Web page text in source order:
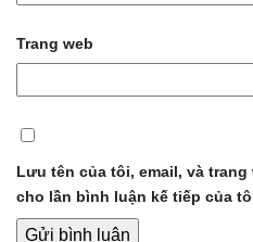
Trang web
Lưu tên của tôi, email, và
cho lần bình luận kế tiếp của